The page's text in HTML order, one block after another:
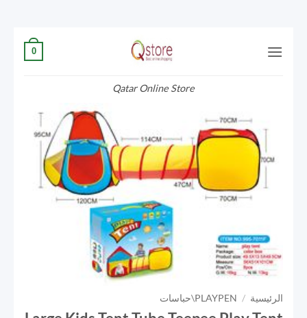
للمحتوى
Qatar Online Store
0
الرئيسية / PLAYPEN\حباسات